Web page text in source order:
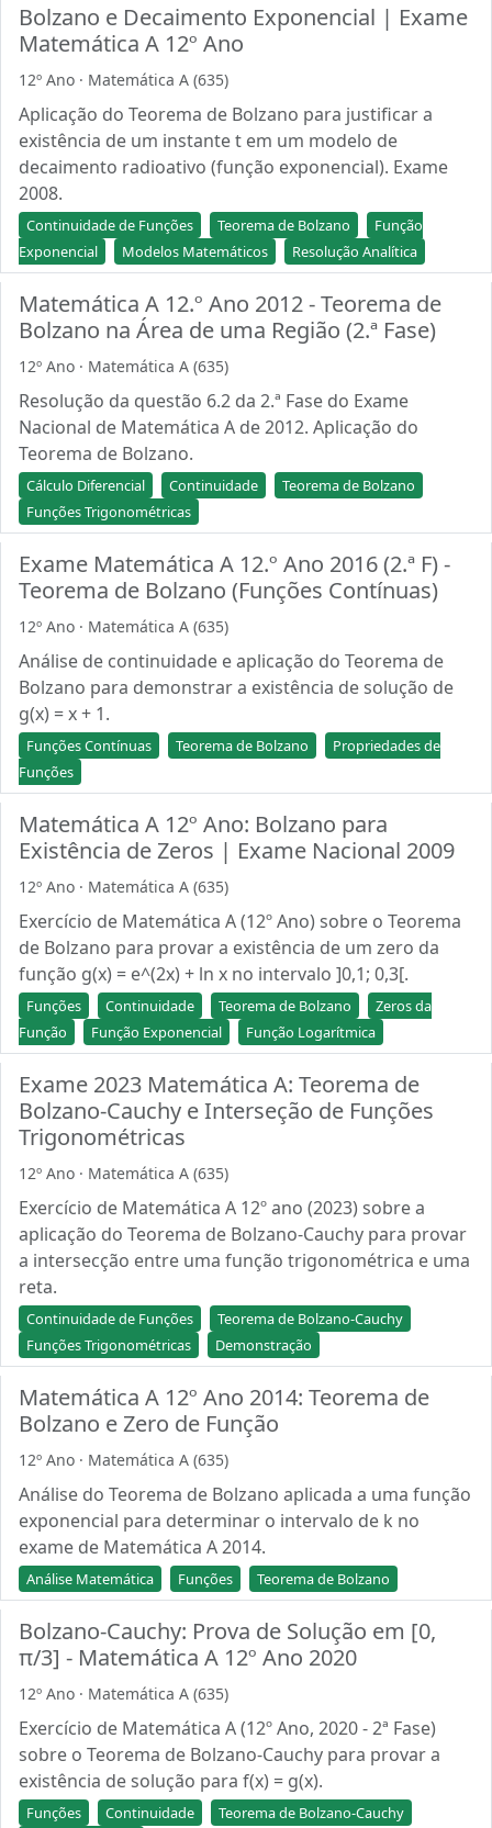
Bolzano e Decaimento Exponencial | Exame
Matemática A 12º Ano
12º Ano · Matemática A (635)
Aplicação do Teorema de Bolzano para justificar a
existência de um instante t em um modelo de
decaimento radioativo (função exponencial). Exame
2008.
Continuidade de Funções Teorema de Bolzano
Função
Exponencial
Modelos Matemáticos Resolução Analítica
Matemática A 12.º Ano 2012 - Teorema de
Bolzano na Área de uma Região (2.ª Fase)
12º Ano · Matemática A (635)
Resolução da questão 6.2 da 2.ª Fase do Exame
Nacional de Matemática A de 2012. Aplicação do
Teorema de Bolzano.
Cálculo Diferencial Continuidade
Teorema de Bolzano
Funções Trigonométricas
Exame Matemática A 12.º Ano 2016 (2.ª F) -
Teorema de Bolzano (Funções Contínuas)
12º Ano · Matemática A (635)
Análise de continuidade e aplicação do Teorema de
Bolzano para demonstrar a existência de solução de
g(x) = x + 1.
Funções Contínuas Teorema de Bolzano
Propriedades de
Funções
Matemática A 12º Ano: Bolzano para
Existência de Zeros | Exame Nacional 2009
12º Ano · Matemática A (635)
Exercício de Matemática A (12º Ano) sobre o Teorema
de Bolzano para provar a existência de um zero da
função g(x) = e^(2x) + ln x no intervalo ]0,1; 0,3[.
Funções Continuidade Teorema de Bolzano
Zeros da
Função
Função Exponencial Função Logarítmica
Exame 2023 Matemática A: Teorema de
Bolzano-Cauchy e Interseção de Funções
Trigonométricas
12º Ano · Matemática A (635)
Exercício de Matemática A 12º ano (2023) sobre a
aplicação do Teorema de Bolzano-Cauchy para provar
a intersecção entre uma função trigonométrica e uma
reta.
Continuidade de Funções
Teorema de Bolzano-Cauchy
Funções Trigonométricas
Demonstração
Matemática A 12º Ano 2014: Teorema de
Bolzano e Zero de Função
12º Ano · Matemática A (635)
Análise do Teorema de Bolzano aplicada a uma função
exponencial para determinar o intervalo de k no
exame de Matemática A 2014.
Análise Matemática Funções Teorema de Bolzano
Bolzano-Cauchy: Prova de Solução em [0,
π/3] - Matemática A 12º Ano 2020
12º Ano · Matemática A (635)
Exercício de Matemática A (12º Ano, 2020 - 2ª Fase)
sobre o Teorema de Bolzano-Cauchy para provar a
existência de solução para f(x) = g(x).
Funções Continuidade
Teorema de Bolzano-Cauchy